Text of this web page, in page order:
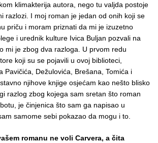
klimakterija autora, nego tu valjda postoje
razlozi. I moj roman je jedan od onih koji se
priču i moram priznati da mi je izuzetno
i urednik kulture Ivica Buljan pozvali na
mi je zbog dva razloga. U prvom redu
koji su se pojavili u ovoj biblioteci,
Pavičića, Dežulovića, Brešana, Tomića i
njihove knjige osjećam kao nešto blisko
razlog zbog kojega sam sretan što roman
je činjenica što sam ga napisao u
samome sebi pokazao da mogu i to.
romanu ne voli Carvera, a čita